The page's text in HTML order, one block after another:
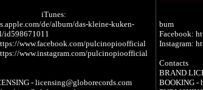
iTunes:
de/album/das-kleine-kuken-
id598671011
www.facebook.com/pulcinopioofficial
www.instagram.com/pulcinopioofficial
- licensing@globorecords.com
bum
Facebook:
Instagram:
Contacts
BRAND
BOOKING -